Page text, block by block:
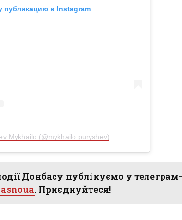
публикацию в Instagram
Mykhailo (@mykhailo.puryshev)
Донбасу публікуємо у телеграм-
. Приєднуйтеся!